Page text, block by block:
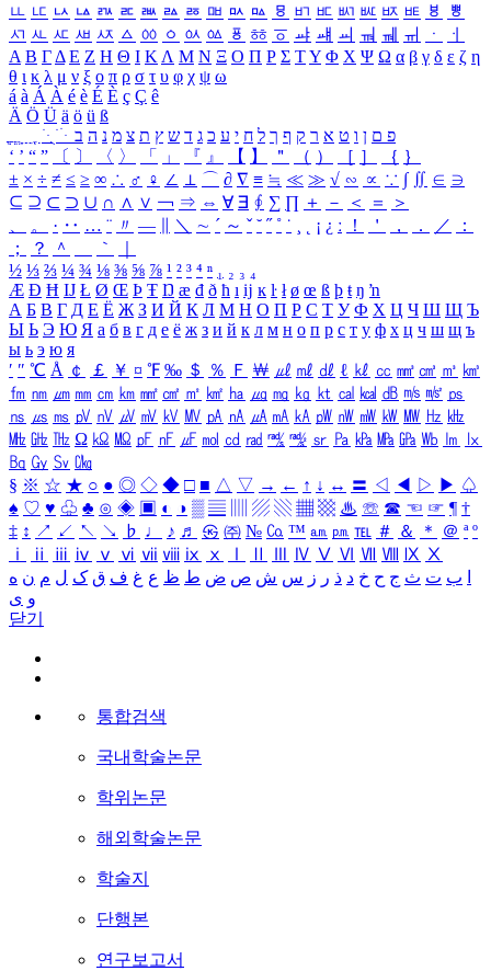
ㅥ ㅦ ㅧ ㅨ ㅩ ㅪ ㅫ ㅬ ㅭ ㅮ ㅯ ㅰ ㅱ ㅲ ㅳ ㅴ ㅵ ㅶ ㅷ ㅸ
ㅹ
ㅺ ㅻ ㅼ ㅽ ㅾ ㅿ ㆀ ㆁ ㆂ ㆃ ㆄ ㆅ ㆆ ㆇ ㆈ ㆉ ㆊ ㆋ ㆌ ㆍ
ㆎ
Α Β ΓΔ Ε Ζ Η Θ Ι ΚΛ Μ Ν Ξ Ο Π Ρ Σ ΤΥ Φ Χ Ψ Ω α β γ δ ε ζ η
θ ι κ λ μ ν ξ ο π ρ σ τ υ φ χ ψ ω
á à Á À é è É È ç Ç ê
Ä Ö Ü ä ö ü ß
ִֶֹ ֻּ ׁׂ פ ם ן ו ט א ר ק ף ך ל ח י ע כ ג ד ש ץ ת צ מ נ ה ב
‘ ’ “ ” 〔 〕 〈 〉 「 」 『 』 【 】 ＂ （ ） ［ ］ ｛ ｝
± × ÷ ≠ ≤ ≥ ∞ ∴ ♂ ♀ ∠ ⊥ ⌒ ∂ ∇ ≡ ≒ ≪ ≫ √ ∽ ∝ ∵ ∫ ∬ ∈ ∋
⊆ ⊇ ⊂ ⊃ ∪ ∩ ∧ ∨ ￢ ⇒ ⇔ ∀ ∃ ∮ ∑ ∏ ＋ － ＜ ＝
＞
、
。 · ‥ … ¨ 〃 ― ＼ ∼ ´ ～ ˇ ˘ ˝ ˚ ˙ ¸ ¡ ¿ ː ！ ＇ ， ． ／
：
；
？ ＾ ｀
½ ⅓ ⅔ ¼ ¾ ⅛ ⅜ ⅝ ⅞ ¹ ² ³ ⁴ ⁿ ₁ ₂ ₃ ₄
Æ Ð Ħ Ĳ Ł Ø Œ Þ Ŧ Ŋ æ đ ð ħ ı ĳ ĸ ŀ ł ø œ ß þ ŧ ŋ ŉ
А Б В Г Д Е Ё Ж З И Й К Л М Н О П Р С Т У Ф Х Ц Ч Ш Щ Ъ
Ы Ь Э Ю Я а б в г д е ё ж з и й к л м н о п р с т у ф х ц ч ш щ ъ
ы ь э ю я
′ ″ ℃ Å ￠ ￡ ￥ ¤ ℉ ‰ ＄ ％ Ｆ ￦ ㎕ ㎖ ㎗ ℓ ㎘ ㏄ ㎣ ㎤ ㎥ ㎦
㎙ ㎚ ㎛ ㎜ ㎝ ㎞ ㎟ ㎠ ㎡ ㎢ ㏊ ㎍ ㎎ ㎏ ㏏ ㎈ ㎉ ㏈ ㎧ ㎨ ㎰
㎱ ㎲ ㎳ ㎴ ㎵ ㎶ ㎷ ㎸ ㎹ ㎀ ㎁ ㎂ ㎃ ㎄ ㎺ ㎻ ㎽ ㎾ ㎿ ㎐ ㎑
㎒ ㎓ ㎔ Ω ㏀ ㏁ ㎊ ㎋ ㎌ ㏖ ㏅ ㎭ ㎮ ㎯ ㏛ ㎩ ㎪ ㎫ ㎬ ㏝ ㏐
㏓
㏃ ㏉ ㏜ ㏆
§ ※ ☆ ★ ○ ● ◎ ◇ ◆ □ ■ △ ▽ → ← ↑ ↓ ↔ 〓 ◁ ◀ ▷ ▶ ♤
♠ ♡ ♥ ♧ ♣ ⊙ ◈ ▣ ◐ ◑ ▒ ▤ ▨ ▧ ▦ ▩ ♨ ☏ ☎ ☜ ☞ ¶ †
‡ ↕ ↗ ↙ ↖ ↘ ♭ ♩ ♪ ♬ ㉿ ㈜ № ㏇ ™ ㏂ ㏘ ℡ ＃ ＆ ＊ ＠ ª º
ⅰ
ⅱ ⅲ ⅳ ⅴ ⅵ ⅶ ⅷ ⅸ ⅹ Ⅳ Ⅴ Ⅵ Ⅶ Ⅷ Ⅸ Ⅹ
ب ت ث ج ح خ د ذ ر ز س ش ص ض ط ظ ع غ ف ق ک ل م ن ه
و ی
닫기
통합검색
국내학술논문
학위논문
해외학술논문
학술지
단행본
연구보고서